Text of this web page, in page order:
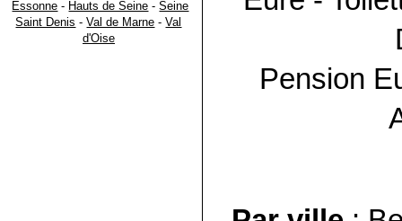
Essonne - Hauts de Seine -Seine
Saint Denis -Val de Marne -Val
d'Oise
Pension